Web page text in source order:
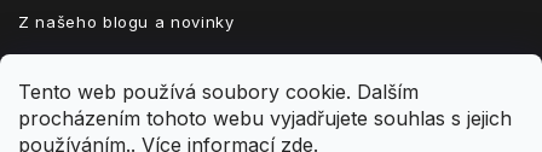
Tento web používá soubory cookie. Dalším
procházením tohoto webu vyjadřujete souhlas s jejich
používáním.. Více informací zde.
Z našeho blogu a novinky
Vytvořil Shoptet